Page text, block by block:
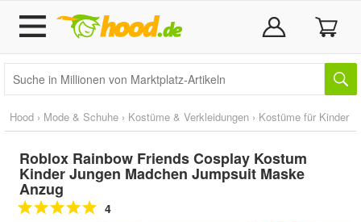
Hood › Mode & Schuhe › Kostüme & Verkleidungen › Kostüme für Kinder
Roblox Rainbow Friends Cosplay Kostum
Kinder Jungen Madchen Jumpsuit Maske
Anzug
4